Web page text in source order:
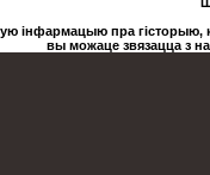
інфармацыю пра гісторыю,
вы можаце звязацца з